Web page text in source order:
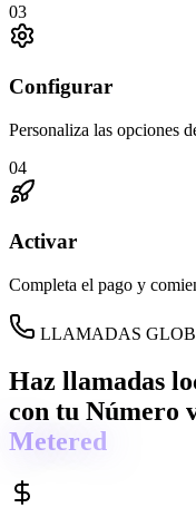
03
Configurar
Personaliza las opciones
04
Activar
Completa el pago y
LLAMADAS
Haz llamadas
con tu Número
Metered